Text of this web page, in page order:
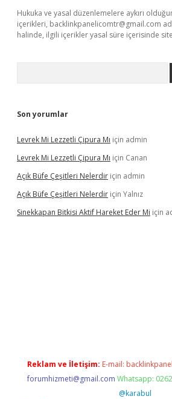
Hukuka ve yasal düzenlemelere aykırı
içerikleri, backlinkpanelicomtr@gmail.com
halinde, ilgili içerikler yasal süre içerisinde
Son yorumlar
Levrek Mi Lezzetli Çipura Mı için admin
Levrek Mi Lezzetli Çipura Mı için Canan
Açık Büfe Çeşitleri Nelerdir için admin
Açık Büfe Çeşitleri Nelerdir için Yalnız
Sinekkapan Bitkisi Aktif Hareket Eder Mi için
Reklam ve İletişim: E-mail:
forumhizmeti@gmail.com Whatsapp:
@karabul